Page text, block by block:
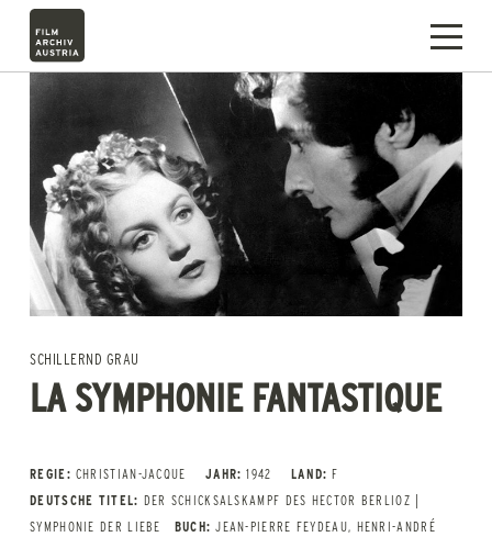
SCHILLERND GRAU
LA SYMPHONIE FANTASTIQUE
REGIE: CHRISTIAN-JACQUE JAHR: 1942 LAND: F
DEUTSCHE TITEL: DER SCHICKSALSKAMPF DES HECTOR BERLIOZ |
SYMPHONIE DER LIEBE
BUCH: JEAN-PIERRE FEYDEAU, HENRI-ANDRÉ